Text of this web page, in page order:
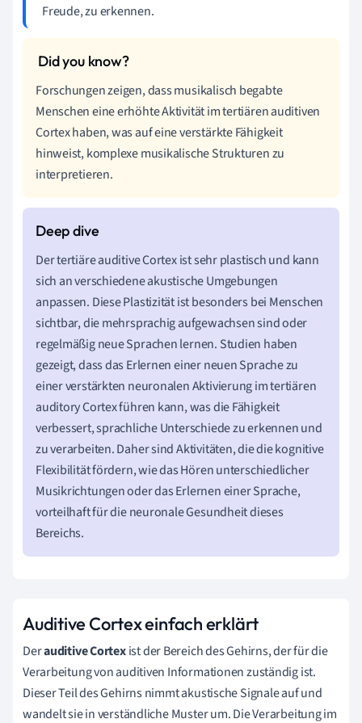
Freude, zu erkennen.
Forschungen zeigen, dass musikalisch begabte
Menschen eine erhöhte Aktivität im tertiären auditiven
Cortex haben, was auf eine verstärkte Fähigkeit
hinweist, komplexe musikalische Strukturen zu
interpretieren.
Der tertiäre auditive Cortex ist sehr plastisch und kann
sich an verschiedene akustische Umgebungen
anpassen. Diese Plastizität ist besonders bei Menschen
sichtbar, die mehrsprachig aufgewachsen sind oder
regelmäßig neue Sprachen lernen. Studien haben
gezeigt, dass das Erlernen einer neuen Sprache zu
einer verstärkten neuronalen Aktivierung im tertiären
auditory Cortex führen kann, was die Fähigkeit
verbessert, sprachliche Unterschiede zu erkennen und
zu verarbeiten. Daher sind Aktivitäten, die die kognitive
Flexibilität fördern, wie das Hören unterschiedlicher
Musikrichtungen oder das Erlernen einer Sprache,
vorteilhaft für die neuronale Gesundheit dieses
Bereichs.
Auditive Cortex einfach erklärt
Derauditive Cortexist der Bereich des Gehirns, der für die
Verarbeitung von auditiven Informationen zuständig ist.
Dieser Teil des Gehirns nimmt akustische Signale auf und
wandelt sie in verständliche Muster um. Die Verarbeitung im